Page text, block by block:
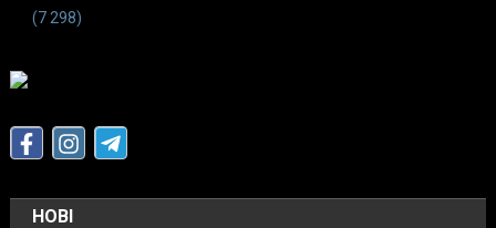
(7 298)
НОВІ